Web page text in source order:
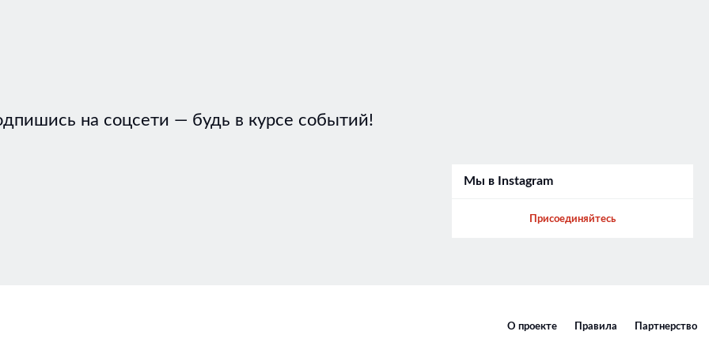
на соцсети — будь в курсе событий!
Мы в Instagram
Присоединяйтесь
О проекте Правила Партнерство